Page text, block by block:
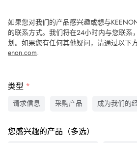
如果您对我们的产品感兴趣或想与
的联系方式。我们将在24小时内与您联系
划。如果您有任何其他疑问，请通过以下
enon.com.
类型
请求信息 采购产品 成为我们的
您感兴趣的产品（多选）